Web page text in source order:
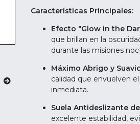
Características Principales:
Efecto "Glow in the
que brillan en la
durante las misiones
Máximo Abrigo y
calidad que envuelven
inmediata.
Suela Antideslizante
excelente estabilidad,